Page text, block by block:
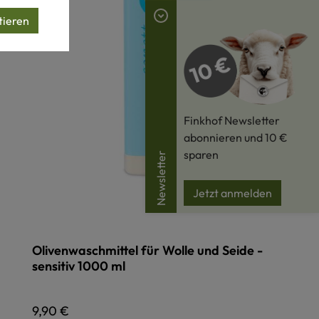
Olivenwaschmittel für Wolle und Seide -
sensitiv 1000 ml
Regulärer Preis:
9,90 €
Newsletter
Finkhof Newsletter
abonnieren und 10 €
sparen
Jetzt anmelden